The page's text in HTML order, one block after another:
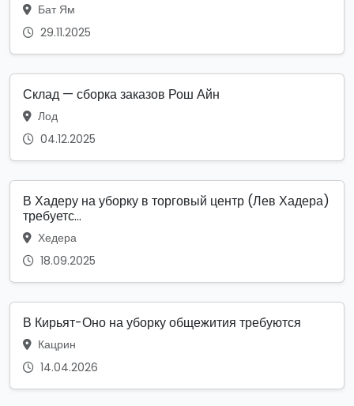
Бат Ям
29.11.2025
Склад — сборка заказов Рош Айн
Лод
04.12.2025
В Хадеру на уборку в торговый центр (Лев Хадера)
требуетс...
Хедера
18.09.2025
В Кирьят-Оно на уборку общежития требуются
Кацрин
14.04.2026